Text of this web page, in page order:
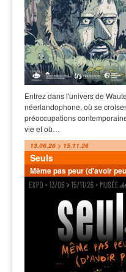
Entrez dans l'univers de
néerlandophone, où se
préoccupations
vie et où…
13.06.26 > 15.11.26
Seuls
Même pas peur (d'avoir